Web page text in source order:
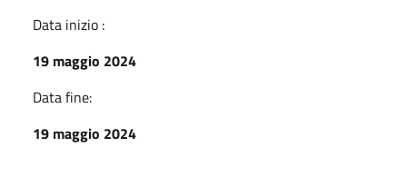
Data inizio :
19 maggio 2024
Data fine:
19 maggio 2024